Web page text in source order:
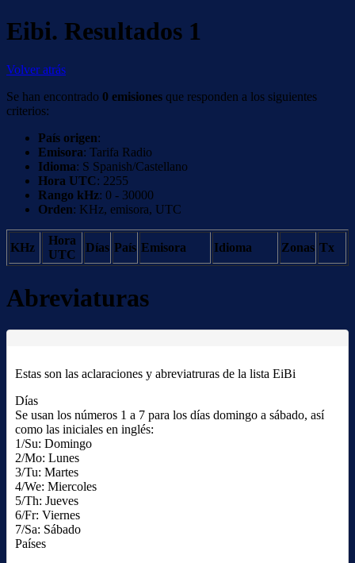
Eibi. Resultados 1
Volver atrás
Se han encontrado 0 emisiones que responden a los siguientes
criterios:
País origen:
Emisora: Tarifa Radio
Idioma: S Spanish/Castellano
Hora UTC: 2255
Rango kHz: 0 - 30000
Orden: KHz, emisora, UTC
KHz
Hora
UTC
Días País Emisora Idioma Zonas Tx
Abreviaturas
Estas son las aclaraciones y abreviatruras de la lista EiBi
Días
Se usan los números 1 a 7 para los días domingo a sábado, así
como las iniciales en inglés:
1/Su: Domingo
2/Mo: Lunes
3/Tu: Martes
4/We: Miercoles
5/Th: Jueves
6/Fr: Viernes
7/Sa: Sábado
Países